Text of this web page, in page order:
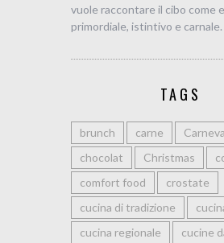
vuole raccontare il cibo come
primordiale, istintivo e carnale.
TAGS
brunch carne
chocolat
Christmas
comfort food
crostate
cucina di tradizione
cucina regionale
cucine